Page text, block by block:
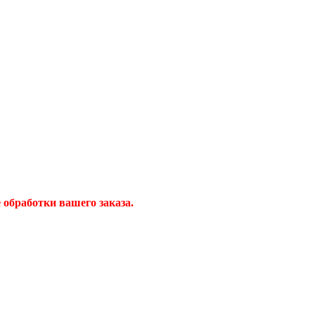
вашего заказа.